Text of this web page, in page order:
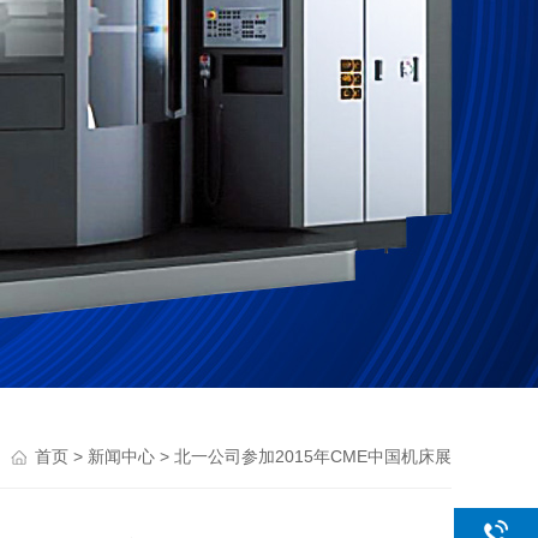
首页 > 新闻中心 > 北一公司参加2015年CME中国机床展